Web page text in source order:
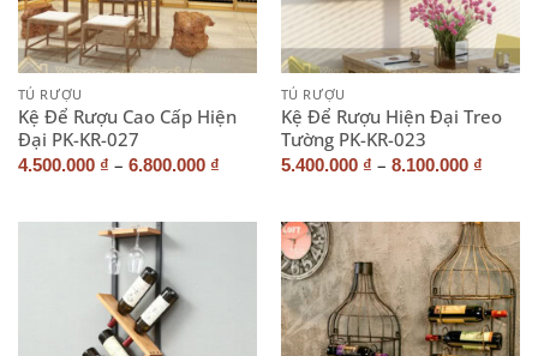
TỦ RƯỢU
Kệ Để Rượu Cao Cấp Hiện
Đại PK-KR-027
4.500.000 ₫ – 6.800.000 ₫
TỦ RƯỢU
Kệ Để Rượu Hiện Đại Treo
Tường PK-KR-023
5.400.000 ₫ – 8.100.000 ₫